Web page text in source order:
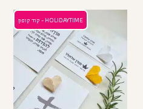
HOLIDAYTIME - קוד קופון